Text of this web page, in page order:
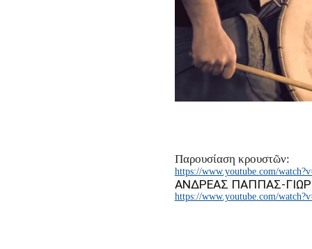
Παρουσίαση κρουστῶν:
https://www.youtube.com/
ΑΝΔΡΕΑΣ ΠΑΠΠΑΣ-
https://www.youtube.com/